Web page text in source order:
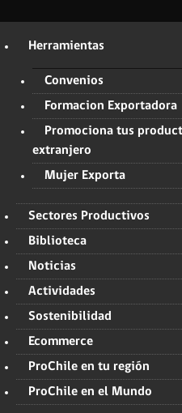
Herramientas
Convenios
Formacion Exportadora
Promociona tus
extranjero
Mujer Exporta
Sectores Productivos
Biblioteca
Noticias
Actividades
Sostenibilidad
Ecommerce
ProChile en tu región
ProChile en el Mundo